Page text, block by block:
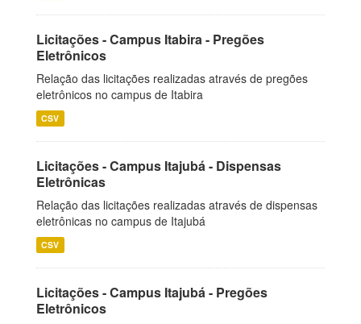
Licitações - Campus Itabira - Pregões
Eletrônicos
Relação das licitações realizadas através de pregões
eletrônicos no campus de Itabira
CSV
Licitações - Campus Itajubá - Dispensas
Eletrônicas
Relação das licitações realizadas através de dispensas
eletrônicas no campus de Itajubá
CSV
Licitações - Campus Itajubá - Pregões
Eletrônicos